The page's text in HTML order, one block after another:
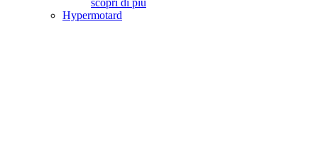
scopri di più
Hypermotard